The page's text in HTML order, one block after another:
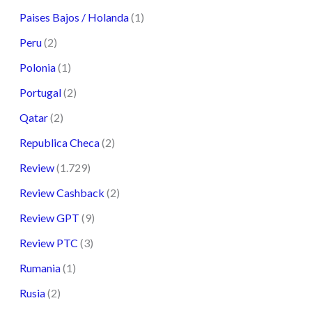
Paises Bajos / Holanda(1)
Peru(2)
Polonia(1)
Portugal(2)
Qatar(2)
Republica Checa(2)
Review(1.729)
Review Cashback (2)
Review GPT (9)
Review PTC (3)
Rumania(1)
Rusia(2)